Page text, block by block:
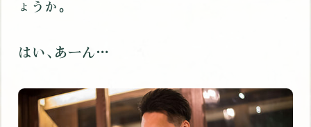
ょうか｡
はい､あーん…